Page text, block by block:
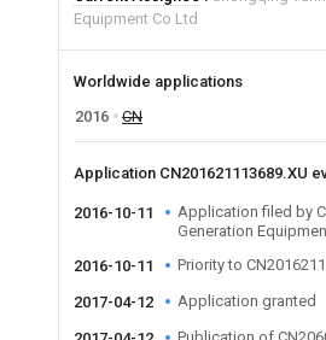
Equipment Co Ltd
Worldwide applications
2016
CN
Application CN201621113689.XU
2016-10-11
Application filed by
Generation
2016-10-11
Priority to
2017-04-12 Application granted